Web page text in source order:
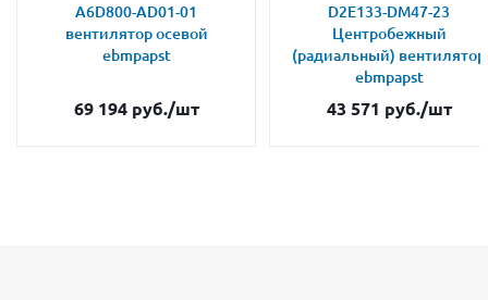
A6D800-AD01-01
вентилятор осевой
ebmpapst
69 194руб./шт
D2E133-DM47-23
Центробежный
(радиальный) вентилятор
ebmpapst
43 571 руб./шт